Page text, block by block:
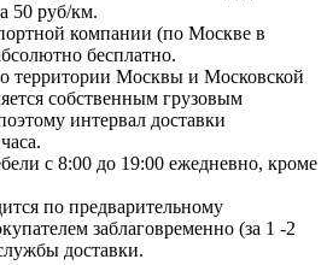
50 руб/км.
компании (по Москве в
бесплатно.
территории Москвы и Московской
собственным грузовым
интервал доставки
с 8:00 до 19:00 ежедневно, кроме
по предварительному
заблаговременно (за 1 -2
доставки.